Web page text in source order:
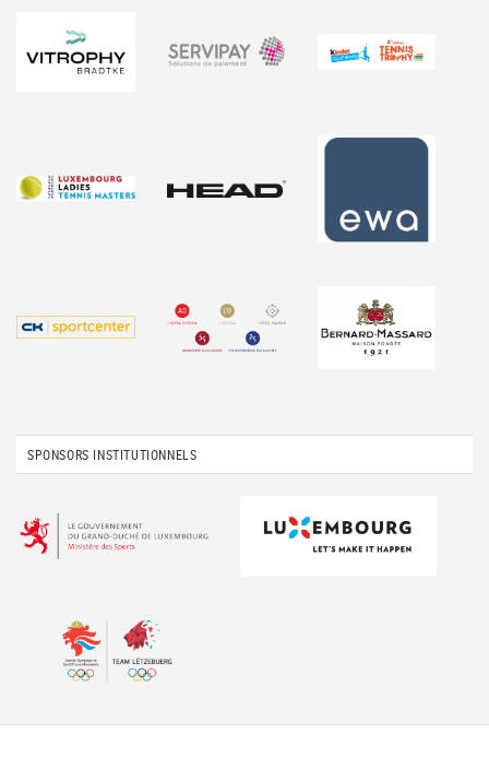
SPONSORS INSTITUTIONNELS